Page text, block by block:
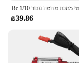
₪39.86